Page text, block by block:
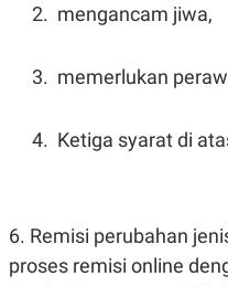
mengancam jiwa,
memerlukan
Ketiga syarat di
6. Remisi perubahan
proses remisi online